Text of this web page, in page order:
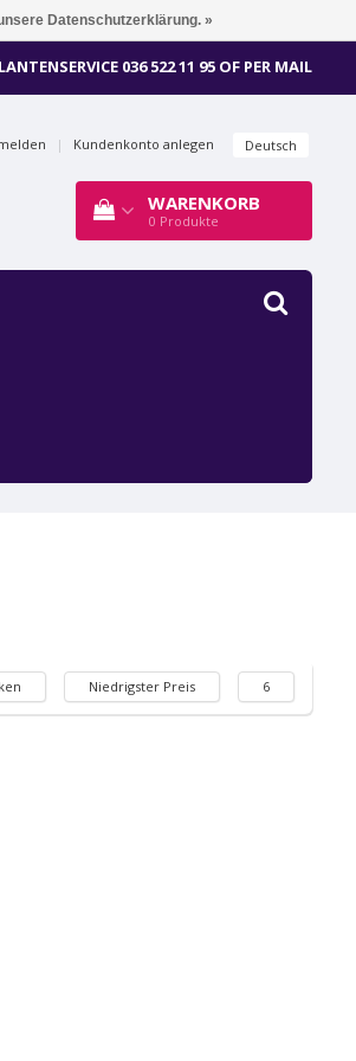
036 522 11 95 OF PER MAIL
| Kundenkonto anlegen Deutsch
WARENKORB
0 Produkte
Niedrigster Preis 6
Datenschutzerklärung. »